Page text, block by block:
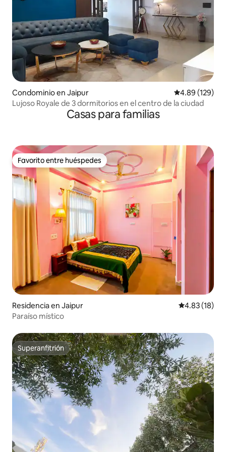
Condominio en Jaipur Calificación
4.89 (129)
Lujoso Royale de 3 dormitorios en el centro de la ciudad
Casas para familias
Favorito entre huéspedes
Favorito entre huéspedes
Residencia en Jaipur Calificación
4.83 (18)
Paraíso místico
Superanfitrión
Superanfitrión